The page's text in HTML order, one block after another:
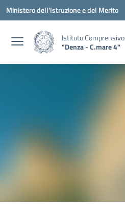
Vai ai contenuti
Vai al menu di navigazione
Vai al footer
Ministero dell'Istruzione e del Merito
Istituto Comprensivo
"Denza - C.mare 4"